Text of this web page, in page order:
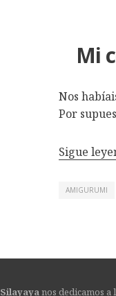
Mi
Nos
Por
Sigue
AMIGURUMI
Silayayanos dedicamos a